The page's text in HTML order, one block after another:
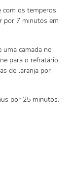
com os temperos,
por 7 minutos em
uma camada no
para o refratário
de laranja por
por 25 minutos.